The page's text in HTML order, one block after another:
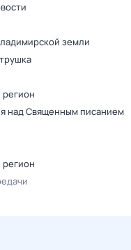
земли
над Священным писанием